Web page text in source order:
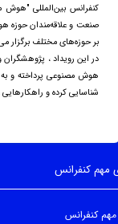
کنفرانس بین‌المللی "هوش
صنعت و علاقه‌مندان حوزه
بر حوزه‌های مختلف برگزار
در این رویداد ، پژوهشگران
هوش مصنوعی پرداخته و به
شناسایی کرده و
مهم کنفرانس
کنفرانس